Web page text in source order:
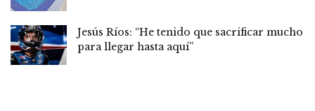
Jesús Ríos: “He tenido que sacrificar mucho
para llegar hasta aquí”